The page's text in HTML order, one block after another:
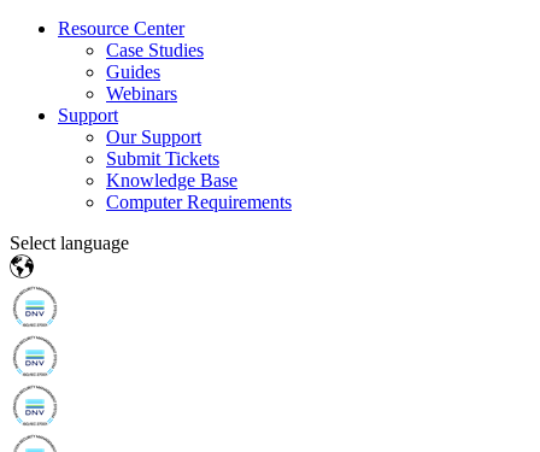
Resource Center
Case Studies
Guides
Webinars
Support
Our Support
Submit Tickets
Knowledge Base
Computer Requirements
Select language